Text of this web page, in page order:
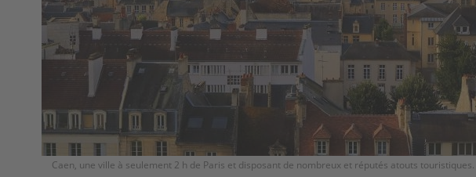
Caen, une ville à seulement 2 h de Paris et disposant de nombreux et réputés atouts